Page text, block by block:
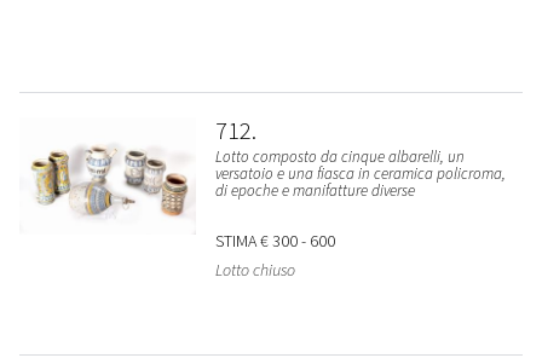
712
Lotto composto da cinque albarelli, un
versatoio e una fiasca in ceramica policroma,
di epoche e manifatture diverse
STIMA€ 300 - 600
Lotto chiuso